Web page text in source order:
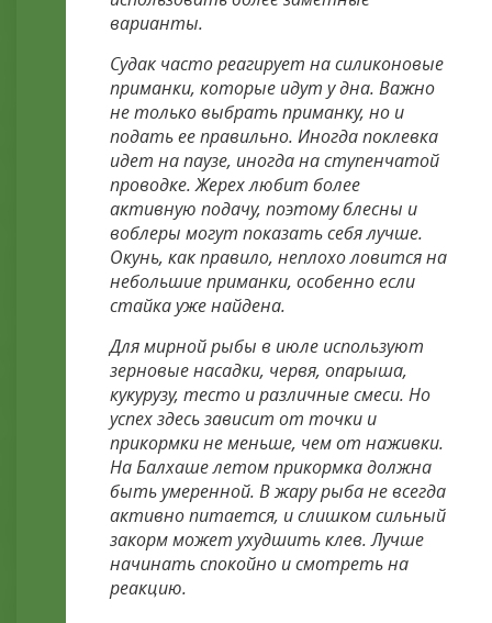
варианты.
Судак часто реагирует на силиконовые
приманки, которые идут у дна. Важно
не только выбрать приманку, но и
подать ее правильно. Иногда поклевка
идет на паузе, иногда на ступенчатой
проводке. Жерех любит более
активную подачу, поэтому блесны и
воблеры могут показать себя лучше.
Окунь, как правило, неплохо ловится на
небольшие приманки, особенно если
стайка уже найдена.
Для мирной рыбы в июле используют
зерновые насадки, червя, опарыша,
кукурузу, тесто и различные смеси. Но
успех здесь зависит от точки и
прикормки не меньше, чем от наживки.
На Балхаше летом прикормка должна
быть умеренной. В жару рыба не всегда
активно питается, и слишком сильный
закорм может ухудшить клев. Лучше
начинать спокойно и смотреть на
реакцию.